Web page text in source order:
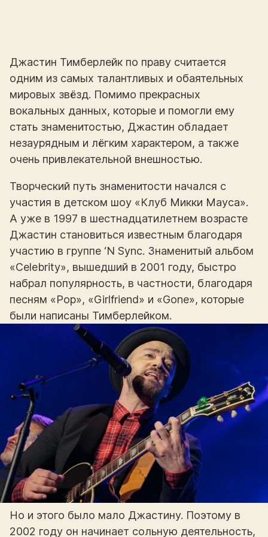
Джастин Тимберлейк по праву считается
одним из самых талантливых и обаятельных
мировых звёзд. Помимо прекрасных
вокальных данных, которые и помогли ему
стать знаменитостью, Джастин обладает
незаурядным и лёгким характером, а также
очень привлекательной внешностью.
Творческий путь знаменитости начался с
участия в детском шоу «Клуб Микки Мауса».
А уже в 1997 в шестнадцатилетнем возрасте
Джастин становиться известным благодаря
участию в группе ‘N Sync. Знаменитый альбом
«Celebrity», вышедший в 2001 году, быстро
набрал популярность, в частности, благодаря
песням «Pop», «Girlfriend» и «Gone», которые
были написаны Тимберлейком.
Но и этого было мало Джастину. Поэтому в
2002 году он начинает сольную деятельность,